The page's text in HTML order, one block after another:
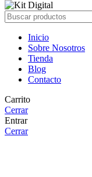
Inicio
Sobre Nosotros
Tienda
Blog
Contacto
Carrito
Cerrar
Entrar
Cerrar